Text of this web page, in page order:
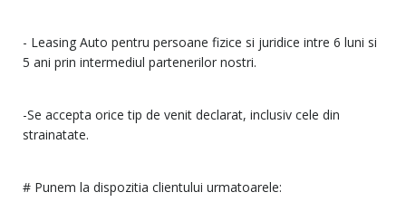
- Leasing Auto pentru persoane fizice si juridice intre 6 luni si
5 ani prin intermediul partenerilor nostri.
-Se accepta orice tip de venit declarat, inclusiv cele din
strainatate.
# Punem la dispozitia clientului urmatoarele: